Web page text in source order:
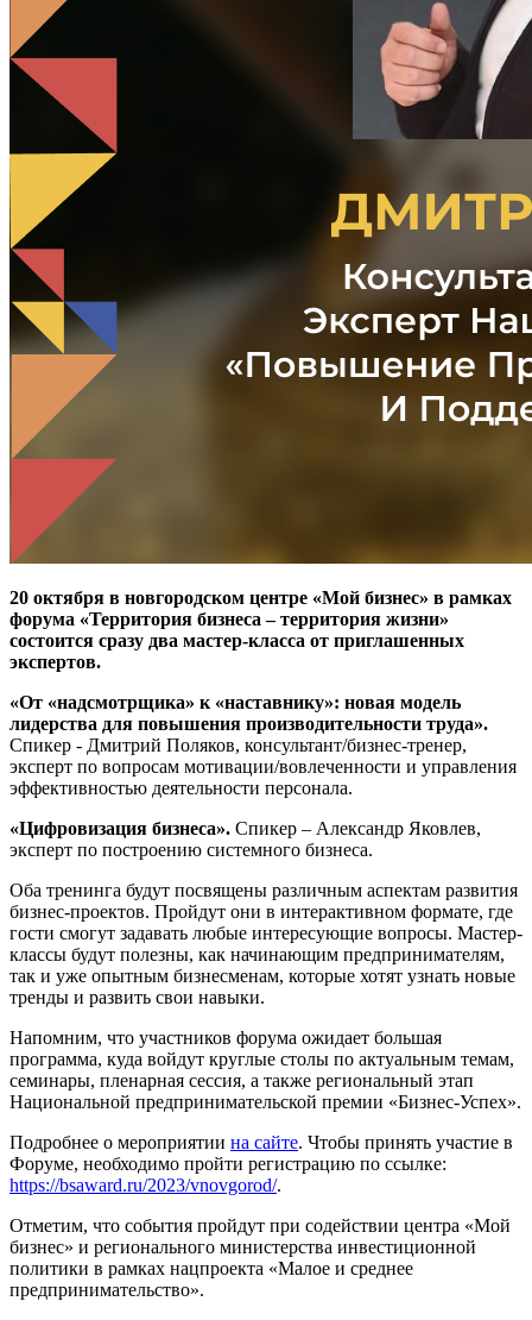
20 октября в новгородском центре «Мой бизнес» в рамках
форума «Территория бизнеса – территория жизни»
состоится сразу два мастер-класса от приглашенных
экспертов.
«От «надсмотрщика» к «наставнику»: новая модель
лидерства для повышения производительности труда».
Спикер - Дмитрий Поляков, консультант/бизнес-тренер,
эксперт по вопросам мотивации/вовлеченности и управления
эффективностью деятельности персонала.
«Цифровизация бизнеса». Спикер – Александр Яковлев,
эксперт по построению системного бизнеса.
Оба тренинга будут посвящены различным аспектам развития
бизнес-проектов. Пройдут они в интерактивном формате, где
гости смогут задавать любые интересующие вопросы. Мастер-
классы будут полезны, как начинающим предпринимателям,
так и уже опытным бизнесменам, которые хотят узнать новые
тренды и развить свои навыки.
Напомним, что участников форума ожидает большая
программа, куда войдут круглые столы по актуальным темам,
семинары, пленарная сессия, а также региональный этап
Национальной предпринимательской премии «Бизнес-Успех».
Подробнее о мероприятии на сайте. Чтобы принять участие в
Форуме, необходимо пройти регистрацию по ссылке:
https://bsaward.ru/2023/vnovgorod/.
Отметим, что события пройдут при содействии центра «Мой
бизнес» и регионального министерства инвестиционной
политики в рамках нацпроекта «Малое и среднее
предпринимательство».